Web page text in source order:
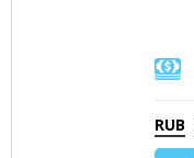
RUB